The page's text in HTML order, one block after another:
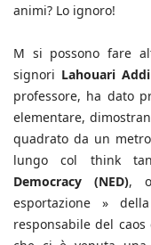
animi? Lo ignoro!
M si possono fare
signori Lahouari Addi
professore, ha dato
elementare,
quadrato da un
lungo col think
Democracy (NED),
esportazione »
responsabile del